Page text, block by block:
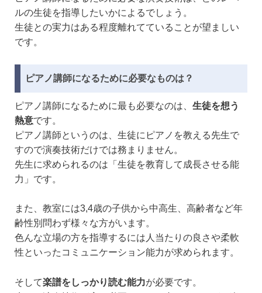
ルの生徒を指導したいかによるでしょう。
生徒との実力はある程度離れてていることが望ましい
です。
ピアノ講師になるために必要なものは？
ピアノ講師になるために最も必要なのは、 生徒を想う
熱意です。
ピアノ講師というのは、生徒にピアノを教える先生で
すので演奏技術だけでは務まりません。
先生に求められるのは「生徒を教育して成長させる能
力」です。
また、教室には3,4歳の子供から中高生、高齢者など年
齢性別問わず様々な方がいます。
色んな立場の方を指導するには人当たりの良さや柔軟
性といったコミュニケーション能力が求められます。
そして楽譜をしっかり読む能力が必要です。